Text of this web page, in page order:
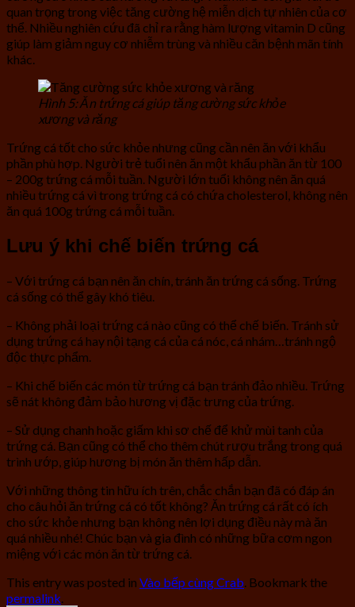
quan trọng trong việc tăng cường hệ miễn dịch tự nhiên của cơ
thể. Nhiều nghiên cứu đã chỉ ra rằng hàm lượng vitamin D cũng
giúp làm giảm nguy cơ nhiễm trùng và nhiều căn bệnh mãn tính
khác.
Hình 5: Ăn trứng cá giúp tăng cường sức khỏe
xương và răng
Trứng cá tốt cho sức khỏe nhưng cũng cần nên ăn với khẩu
phần phù hợp. Người trẻ tuổi nên ăn một khẩu phần ăn từ 100
– 200g trứng cá mỗi tuần. Người lớn tuổi không nên ăn quá
nhiều trứng cá vì trong trứng cá có chứa cholesterol, không nên
ăn quá 100g trứng cá mỗi tuần.
Lưu ý khi chế biến trứng cá
– Với trứng cá bạn nên ăn chín, tránh ăn trứng cá sống. Trứng
cá sống có thể gây khó tiêu.
– Không phải loại trứng cá nào cũng có thể chế biến. Tránh sử
dụng trứng cá hay nội tạng cá của cá nóc, cá nhám…tránh ngộ
độc thực phẩm.
– Khi chế biến các món từ trứng cá bạn tránh đảo nhiều. Trứng
sẽ nát không đảm bảo hương vị đặc trưng của trứng.
– Sử dụng chanh hoặc giấm khi sơ chế để khử mùi tanh của
trứng cá. Bạn cũng có thể cho thêm chút rượu trắng trong quá
trình ướp, giúp hương bị món ăn thêm hấp dẫn.
Với những thông tin hữu ích trên, chắc chắn bạn đã có đáp án
cho câu hỏi ăn trứng cá có tốt không? Ăn trứng cá rất có ích
cho sức khỏe nhưng bạn không nên lợi dụng điều này mà ăn
quá nhiều nhé! Chúc bạn và gia đình có những bữa cơm ngon
miệng với các món ăn từ trứng cá.
This entry was posted in Vào bếp cùng Crab. Bookmark the
permalink.